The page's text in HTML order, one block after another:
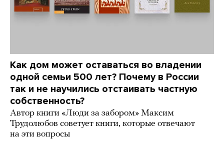
Как дом может оставаться во владении
одной семьи 500 лет? Почему в России
так и не научились отстаивать частную
собственность?
Автор книги «Люди за забором» Максим
Трудолюбов советует книги, которые отвечают
на эти вопросы